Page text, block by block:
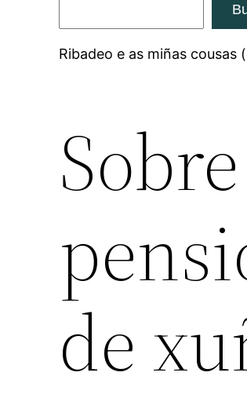
Ribadeo e as miñas
de